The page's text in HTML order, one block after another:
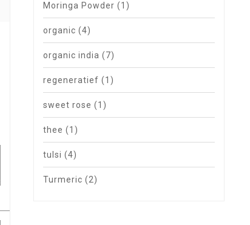
Moringa Powder (1)
organic (4)
organic india (7)
regeneratief (1)
sweet rose (1)
thee (1)
tulsi (4)
Turmeric (2)